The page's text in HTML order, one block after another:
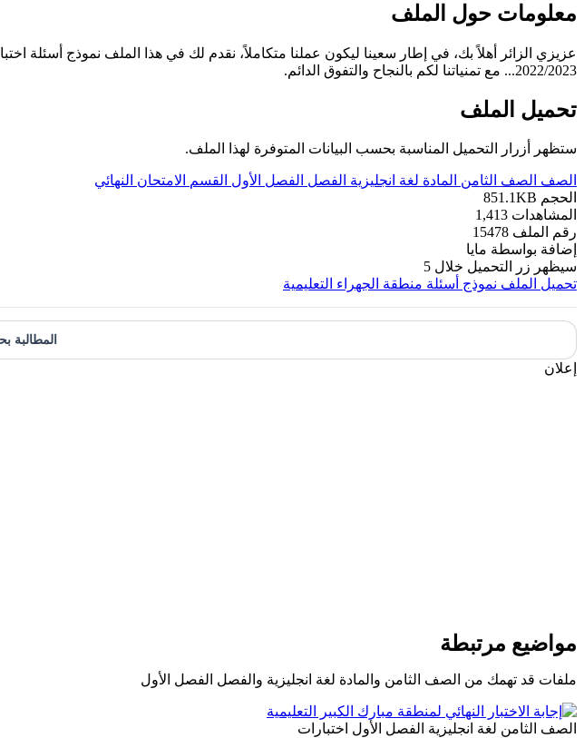
معلومات حول الملف
عزيزي الزائر أهلاً بك، في إطار سعينا ليكون عملنا متكاملاً، نقدم لك في هذا الملف نموذج أسئلة
2022/2023... مع تمنياتنا لكم بالنجاح والتفوق الدائم.
تحميل الملف
ستظهر أزرار التحميل المناسبة بحسب البيانات المتوفرة لهذا الملف.
الصف الصف الثامن المادة لغة انجليزية الفصل الفصل الأول القسم الامتحان النهائي
الحجم 851.1KB
المشاهدات 1,413
رقم الملف 15478
إضافة بواسطة مايا
سيظهر زر التحميل خلال 5
تحميل الملف نموذج أسئلة منطقة الجهراء التعليمية
المطالبة
إعلان
مواضيع مرتبطة
ملفات قد تهمك من الصف الثامن والمادة لغة انجليزية والفصل الفصل الأول
الصف الثامن لغة انجليزية الفصل الأول اختبارات